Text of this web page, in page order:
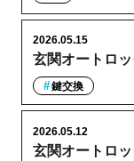
玄関オートロ
2026.05.15
鍵交換
玄関オートロ
2026.05.12